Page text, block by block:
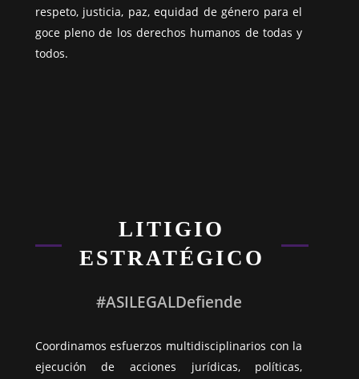
respeto, justicia, paz, equidad de género para el
goce pleno de los derechos humanos de todas y
todos.
LITIGIO
ESTRATÉGICO
#ASILEGALDefiende
Coordinamos esfuerzos multidisciplinarios con la
ejecución de acciones jurídicas, políticas,